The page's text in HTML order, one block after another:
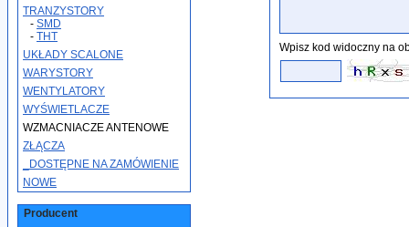
TRANZYSTORY
- SMD
- THT
UKŁADY SCALONE
WARYSTORY
WENTYLATORY
WYŚWIETLACZE
WZMACNIACZE ANTENOWE
ZŁĄCZA
_DOSTĘPNE NA ZAMÓWIENIE
NOWE
Producent
Wpisz kod widoczny na